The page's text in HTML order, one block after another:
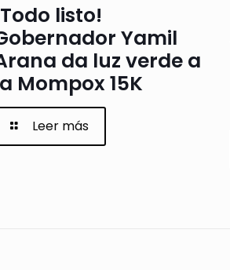
listo!
Yamil
da luz verde a
Mompox 15K
Leer más